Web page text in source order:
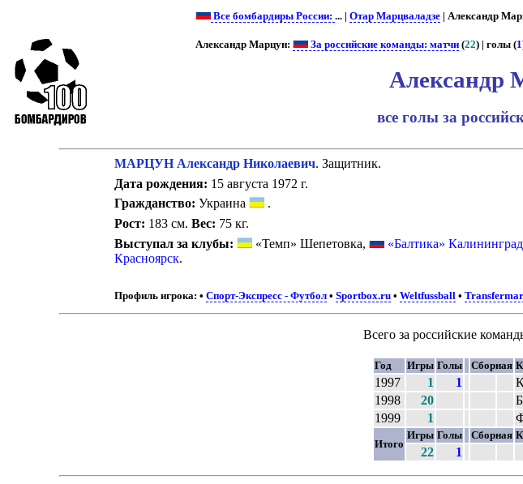
Все бомбардиры России: ... | Отар Марцваладзе| Александр
Александр Марцун: За российские команды: матчи(22) | голы (1
Александр
все голы за
МАРЦУН Александр Николаевич. Защитник.
Дата рождения: 15 августа 1972 г.
Гражданство: Украина
.
Рост: 183 см. Вес: 75 кг.
Выступал за клубы:
«Темп» Шепетовка, «Балтика» Калининград
Красноярск.
Профиль игрока: • Спорт-Экспресс - Футбол• Sportbox.ru• Weltfussball•
Всего за российские
Год Игры Голы Сборная
1997 1 1
1998
20
1999
1
Итого
Игры Голы Сборная
22 1